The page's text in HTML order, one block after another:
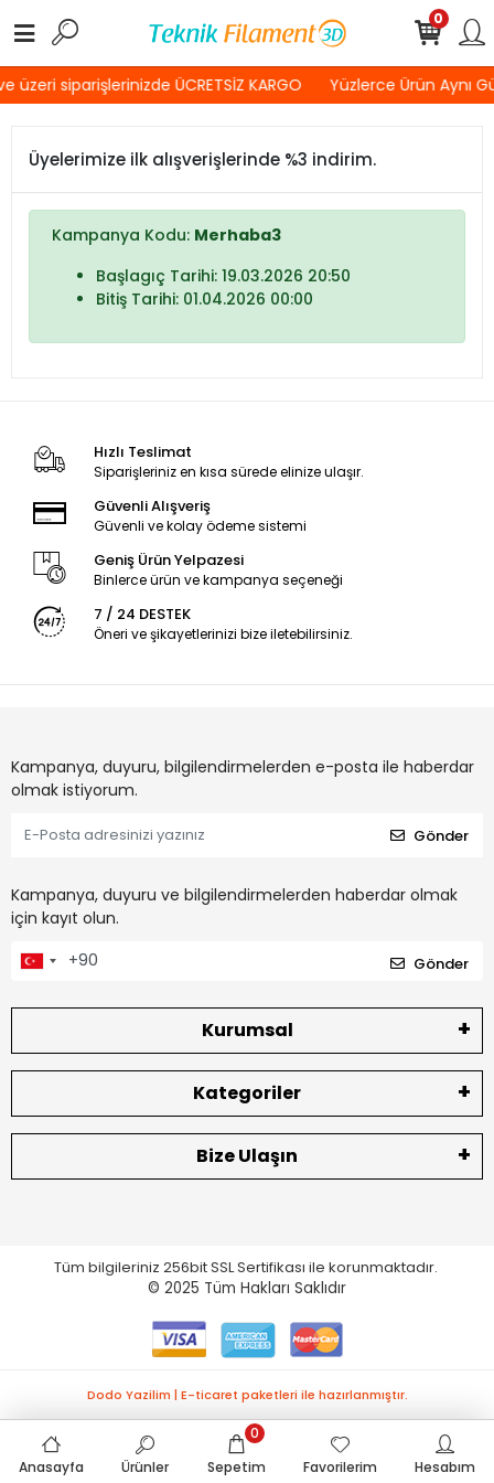
üzeri siparişlerinizde ÜCRETSİZ KARGO Yüzlerce Ürün Aynı
0
Üyelerimize ilk alışverişlerinde %3 indirim.
Kampanya Kodu: Merhaba3
Başlagıç Tarihi: 19.03.2026 20:50
Bitiş Tarihi: 01.04.2026 00:00
Hızlı Teslimat
Siparişleriniz en kısa sürede elinize ulaşır.
Güvenli Alışveriş
Güvenli ve kolay ödeme sistemi
Geniş Ürün Yelpazesi
Binlerce ürün ve kampanya seçeneği
7 / 24 DESTEK
Öneri ve şikayetlerinizi bize iletebilirsiniz.
Kampanya, duyuru, bilgilendirmelerden e-posta ile haberdar
olmak istiyorum.
Gönder
Kampanya, duyuru ve bilgilendirmelerden haberdar olmak
için kayıt olun.
Gönder
Kurumsal
Kategoriler
Bize Ulaşın
Tüm bilgileriniz 256bit SSL Sertifikası ile korunmaktadır.
© 2025 Tüm Hakları Saklıdır
Anasayfa Ürünler Sepetim
0
Favorilerim
Hesabım
Dodo Yazilim | E-ticaret paketleri ile hazırlanmıştır.